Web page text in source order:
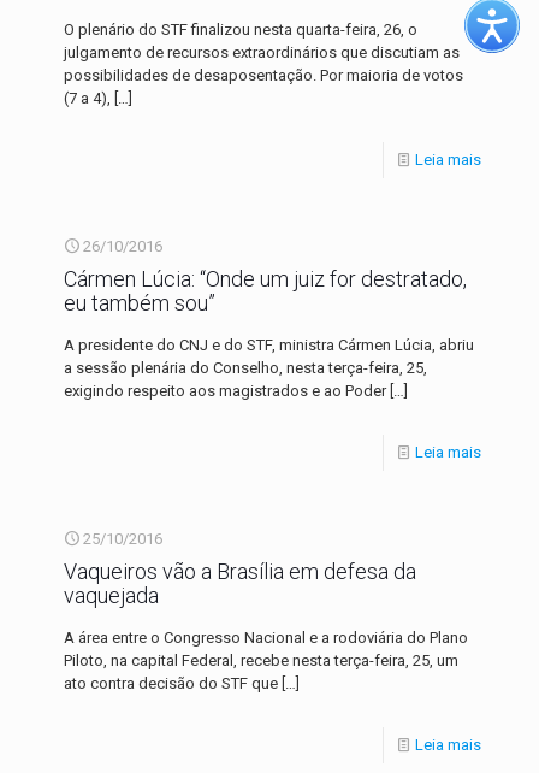
O plenário do STF finalizou nesta quarta-feira, 26, o
julgamento de recursos extraordinários que discutiam as
possibilidades de desaposentação. Por maioria de votos
(7 a 4), […]
Leia mais
26/10/2016
Cármen Lúcia: “Onde um juiz for destratado,
eu também sou”
A presidente do CNJ e do STF, ministra Cármen Lúcia, abriu
a sessão plenária do Conselho, nesta terça-feira, 25,
exigindo respeito aos magistrados e ao Poder[…]
Leia mais
25/10/2016
Vaqueiros vão a Brasília em defesa da
vaquejada
A área entre o Congresso Nacional e a rodoviária do Plano
Piloto, na capital Federal, recebe nesta terça-feira, 25, um
ato contra decisão do STF que […]
Leia mais